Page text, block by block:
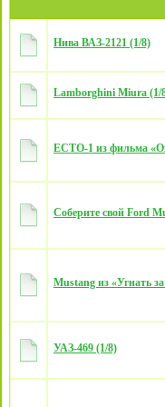
Нива ВАЗ-2121 (1/8)
Lamborghini Miura (1/
ECTO-1 из фильма
Соберите свой Ford
Mustang из «Угнать
УАЗ-469 (1/8)